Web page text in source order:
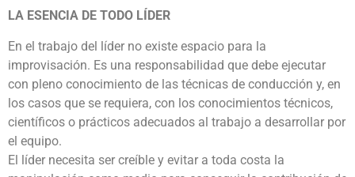
LA ESENCIA DE TODO LÍDER
En el trabajo del líder no existe espacio para la
improvisación. Es una responsabilidad que debe ejecutar
con pleno conocimiento de las técnicas de conducción y, en
los casos que se requiera, con los conocimientos técnicos,
científicos o prácticos adecuados al trabajo a desarrollar por
el equipo.
El líder necesita ser creíble y evitar a toda costa la